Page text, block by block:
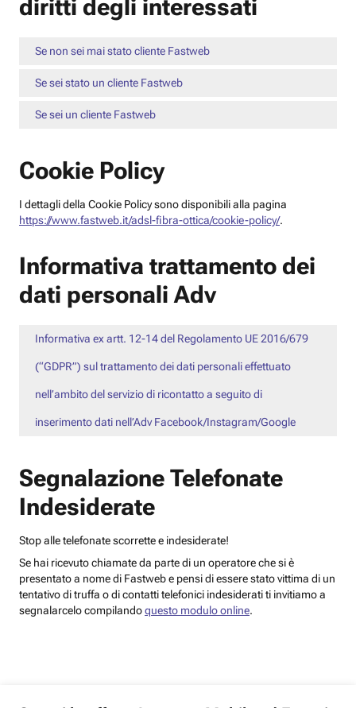
diritti degli interessati
Se non sei mai stato cliente Fastweb
Se sei stato un cliente Fastweb
Se sei un cliente Fastweb
Cookie Policy
I dettagli della Cookie Policy sono disponibili alla pagina
https://www.fastweb.it/adsl-fibra-ottica/cookie-policy/.
Informativa trattamento dei
dati personali Adv
Informativa ex artt. 12-14 del Regolamento UE 2016/679
(“GDPR”) sul trattamento dei dati personali effettuato
nell’ambito del servizio di ricontatto a seguito di
inserimento dati nell’Adv Facebook/Instagram/Google
Segnalazione Telefonate
Indesiderate
Stop alle telefonate scorrette e indesiderate!
Se hai ricevuto chiamate da parte di un operatore che si è
presentato a nome di Fastweb e pensi di essere stato vittima di un
tentativo di truffa o di contatti telefonici indesiderati ti invitiamo a
segnalarcelo compilandoquesto modulo online.